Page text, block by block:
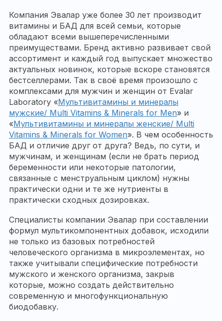
Компания Эвалар уже более 30 лет производит
витамины и БАД для всей семьи, которые
обладают всеми вышеперечисленными
преимуществами. Бренд активно развивает свой
ассортимент и каждый год выпускает множество
актуальных новинок, которые вскоре становятся
бестселлерами. Так в своё время произошло с
комплексами для мужчин и женщин от Evalar
Laboratory «Мультивитамины и минералы
мужские/ Multi Vitamins & Minerals for Men» и
«Мультивитамины и минералы женские/ Multi
Vitamins & Minerals for Women». В чем особенность
БАД и отличие друг от друга? Ведь, по сути, и
мужчинам, и женщинам (если не брать период
беременности или некоторые патологии,
связанные с менструальным циклом) нужны
практически одни и те же нутриенты в
практически сходных дозировках.
Специалисты компании Эвалар при составлении
формул мультикомпонентных добавок, исходили
не только из базовых потребностей
человеческого организма в микроэлементах, но
также учитывали специфические потребности
мужского и женского организма, закрыв
которые, можно создать действительно
современную и многофункциональную
биодобавку.